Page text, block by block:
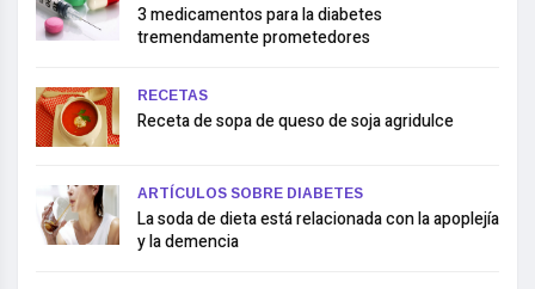
3 medicamentos para la diabetes
tremendamente prometedores
RECETAS
Receta de sopa de queso de soja agridulce
ARTÍCULOS SOBRE DIABETES
La soda de dieta está relacionada con la apoplejía
y la demencia